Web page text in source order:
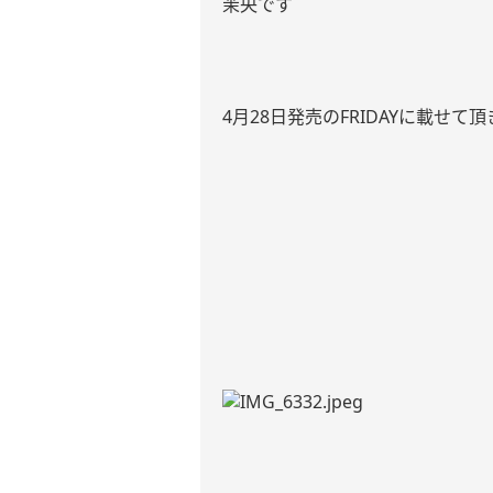
4月28日発売のFRIDAYに載せて頂